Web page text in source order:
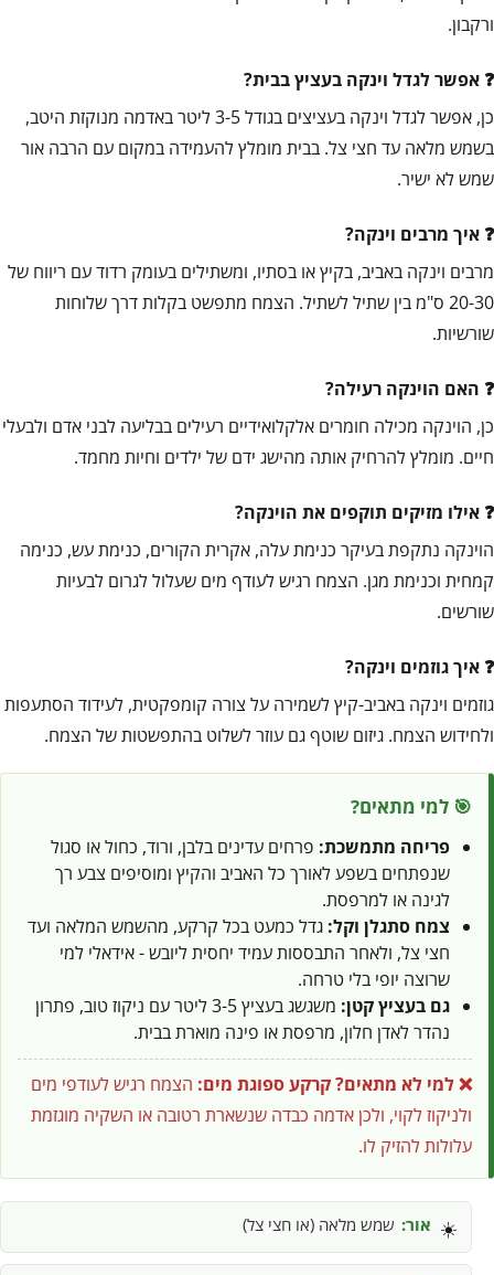
ורקבון.
אפשר לגדל וינקה בעציץ בבית?
כן, אפשר לגדל וינקה בעציצים בגודל 3-5 ליטר באדמה מנוקזת היטב,
בשמש מלאה עד חצי צל. בבית מומלץ להעמידה במקום עם הרבה אור
שמש לא ישיר.
איך מרבים וינקה?
מרבים וינקה באביב, בקיץ או בסתיו, ומשתילים בעומק רדוד עם ריווח של
20-30 ס"מ בין שתיל לשתיל. הצמח מתפשט בקלות דרך שלוחות
שורשיות.
האם הוינקה רעילה?
כן, הוינקה מכילה חומרים אלקלואידיים רעילים בבליעה לבני אדם ולבעלי
חיים. מומלץ להרחיק אותה מהישג ידם של ילדים וחיות מחמד.
אילו מזיקים תוקפים את הוינקה?
הוינקה נתקפת בעיקר כנימת עלה, אקרית הקורים, כנימת עש, כנימה
קמחית וכנימת מגן. הצמח רגיש לעודף מים שעלול לגרום לבעיות
שורשים.
איך גוזמים וינקה?
גוזמים וינקה באביב-קיץ לשמירה על צורה קומפקטית, לעידוד הסתעפות
ולחידוש הצמח. גיזום שוטף גם עוזר לשלוט בהתפשטות של הצמח.
🎯 למי מתאים?
פריחה מתמשכת: פרחים עדינים בלבן, ורוד, כחול או סגול
שנפתחים בשפע לאורך כל האביב והקיץ ומוסיפים צבע רך
לגינה או למרפסת.
צמח סתגלן וקל: גדל כמעט בכל קרקע, מהשמש המלאה ועד
חצי צל, ולאחר התבססות עמיד יחסית ליובש - אידאלי למי
שרוצה יופי בלי טרחה.
גם בעציץ קטן:
משגשג בעציץ 3-5 ליטר עם ניקוז טוב, פתרון
נהדר לאדן חלון, מרפסת או פינה מוארת בבית.
❌ למי לא מתאים?קרקע ספוגת מים: הצמח רגיש לעודפי מים
ולניקוז לקוי, ולכן אדמה כבדה שנשארת רטובה או השקיה מוגזמת
עלולות להזיק לו.
☀️ אור: שמש מלאה (או חצי צל)